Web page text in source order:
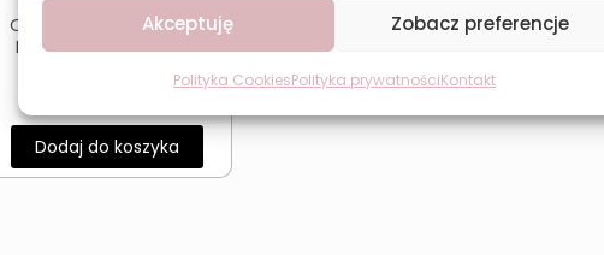
Akceptuję Zobacz preferencje
Polityka CookiesPolityka prywatnościKontakt
Odżywka wygładzająca
Revers HAIRBOOST Do
Dodaj do koszyka